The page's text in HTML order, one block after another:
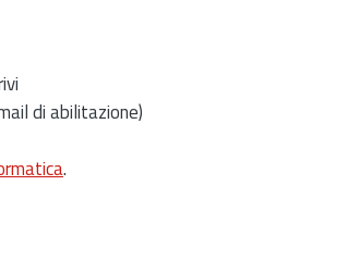
di abilitazione)
.